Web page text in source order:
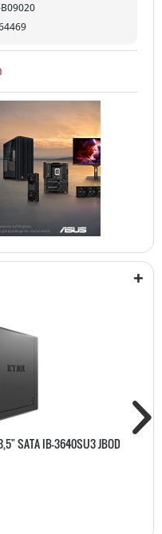
SATA IB-3640SU3 JBOD